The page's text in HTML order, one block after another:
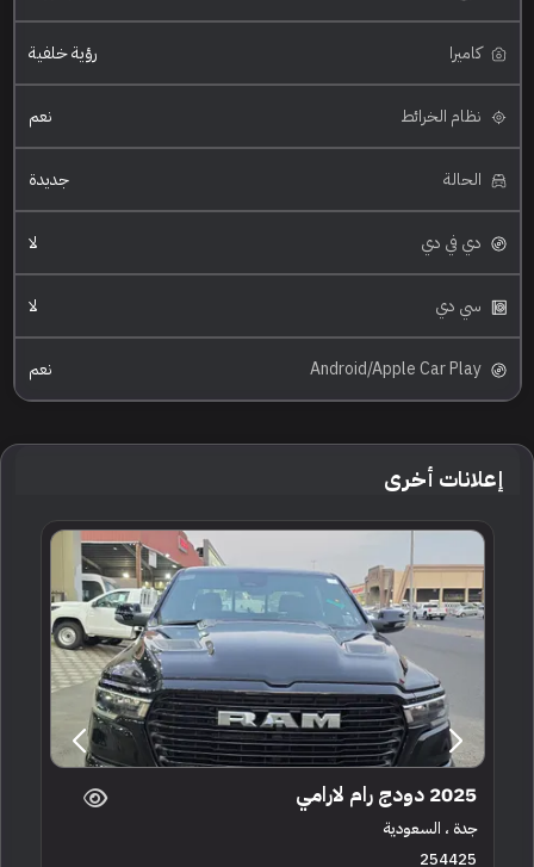
كاميرا رؤية خلفية
نظام الخرائط نعم
الحالة جديدة
دي في دي لا
سي دي لا
Android/Apple Car Play نعم
إعلانات أخرى
2025 دودج رام لارامي
جدة ، السعودية
254425